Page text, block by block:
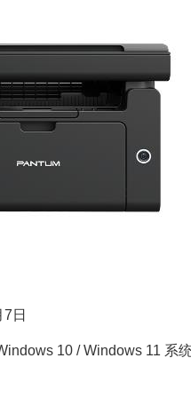
日
10 / Windows 11 系